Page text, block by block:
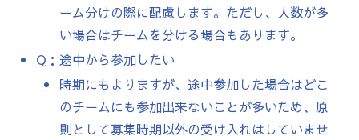
ーム分けの際に配慮します。ただし、人数が多
い場合はチームを分ける場合もあります。
Q：途中から参加したい
時期にもよりますが、途中参加した場合はどこ
のチームにも参加出来ないことが多いため、原
則として募集時期以外の受け入れはしていませ